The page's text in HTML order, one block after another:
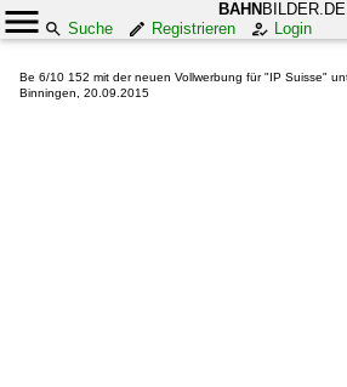
BAHN BILDER.DE
Suche
Registrieren Login
Be 6/10 152 mit der neuen Vollwerbung für "IP Suisse"
Binningen, 20.09.2015